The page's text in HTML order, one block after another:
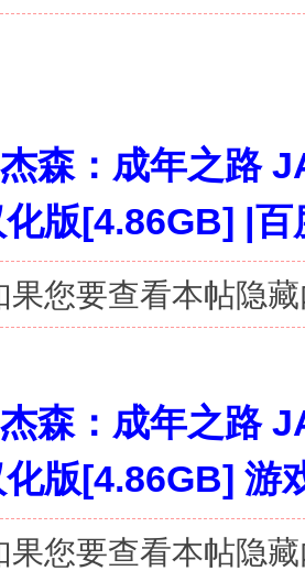
森：成年之路
版[4.86GB] |
果您要查看本帖隐
森：成年之路
版[4.86GB] 游
果您要查看本帖隐